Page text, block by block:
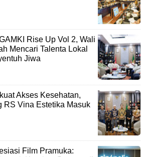
Rise Up Vol 2, Wali
Mencari Talenta Lokal
Jiwa
Akses Kesehatan,
RS Vina Estetika Masuk
Film Pramuka: